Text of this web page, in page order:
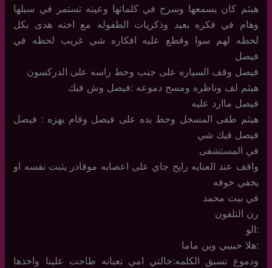
هيثم كان يسمعها وسرح في كلماتها وعينه تستمر في سيلها
وهام في فكره بعيد وذكريات الطفوله مع اخته هدى بكل
لحظه لهم سوا وقطع عليه افكاره شي غريب لحظه في
فيصل
فيصل وقف السياره على جنب وحط راسه على الدركسون
هيثم لف وناظره ومسح دموعه :فيصل وش فيك
فيصل ماارد عليه
هيثم طفى المسجل وحط يده على فيصل وقام يهزه : فيصل
فيصل فيك شي
في المستشفى
واقف عند العنايه رايح جاي على اعصابه موقادر يثبت نفسه او
يخفي خوفه
في بيت محمد
رن التلفون
:الو
:هلا حبيبي وين ماما
ودموع تسبق الكلمه:خالتي امي تعبانه طاحت علينا واخذها